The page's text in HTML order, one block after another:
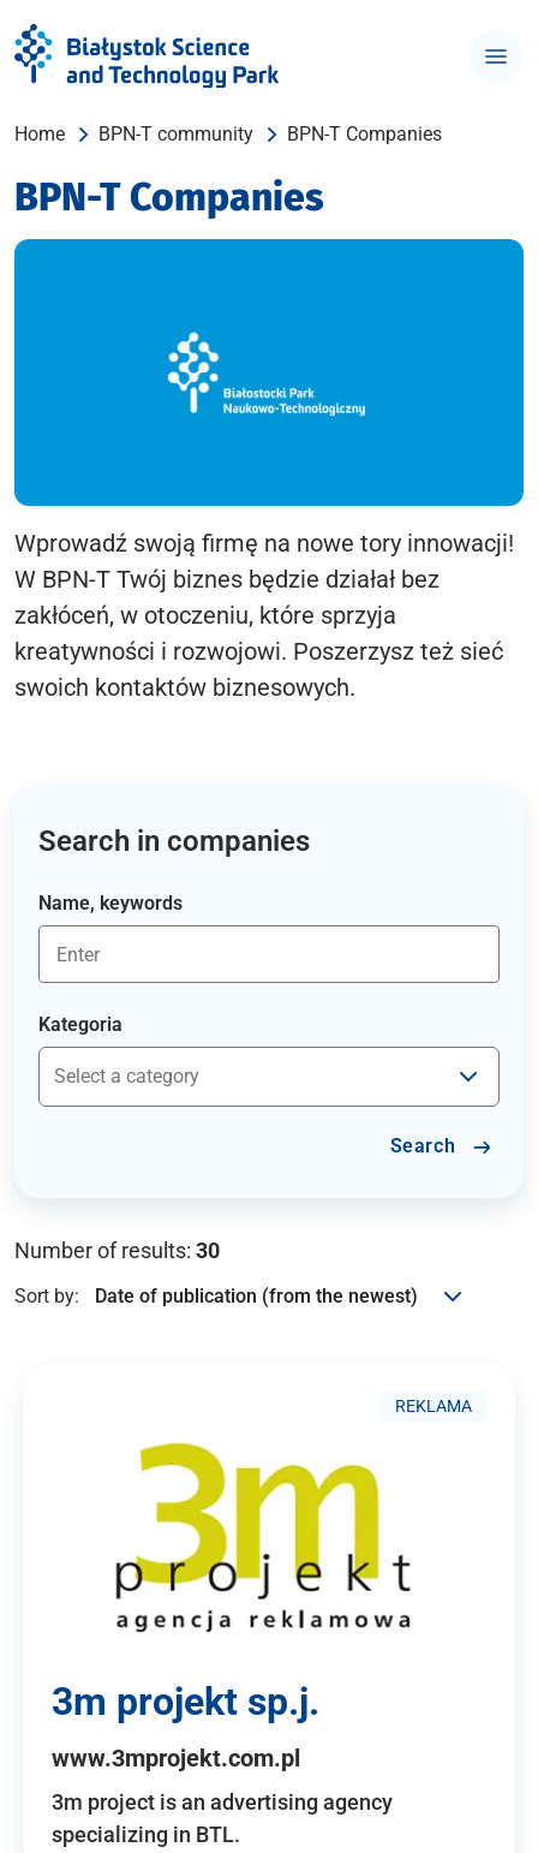
Home BPN-T community BPN-T Companies
BPN-T Companies
Wprowadź swoją firmę na nowe tory innowacji!
W BPN-T Twój biznes będzie działał bez
zakłóceń, w otoczeniu, które sprzyja
kreatywności i rozwojowi. Poszerzysz też sieć
swoich kontaktów biznesowych.
Search in companies
Name, keywords
Kategoria
Search
Number of results: 30
Sort by:
REKLAMA
3m projekt sp.j.
www.3mprojekt.com.pl
3m project is an advertising agency
specializing in BTL.